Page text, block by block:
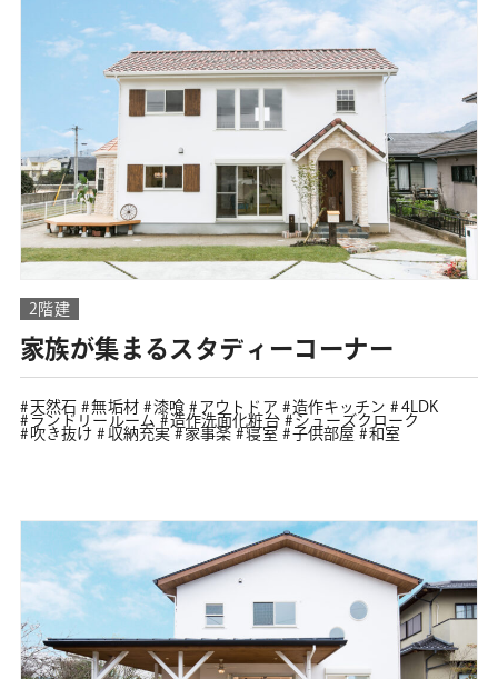
2階建
家族が集まるスタディーコーナー
天然石 無垢材 漆喰 アウトドア 造作キッチン
4LDK
ランドリールーム
造作洗面化粧台
シューズクローク
吹き抜け
収納充実 家事楽 寝室 子供部屋 和室